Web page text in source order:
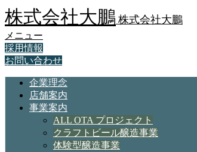
株式会社大鵬 株式会社大鵬
メニュー
採用情報
お問い合わせ
企業理念
店舗案内
事業案内
ALL OTA プロジェクト
クラフトビール醸造事業
体験型醸造事業